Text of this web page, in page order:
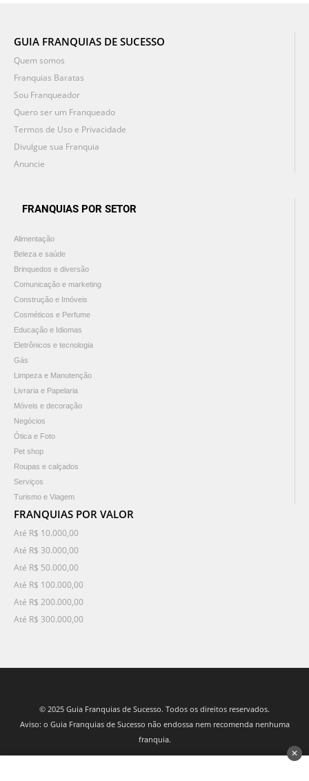
GUIA FRANQUIAS DE SUCESSO
Quem somos
Franquias Baratas
Sou Franqueador
Quero ser um Franqueado
Termos de Uso e Privacidade
Divulgue sua Franquia
Anuncie
FRANQUIAS POR SETOR
Alimentação
Beleza e saúde
Brinquedos e diversão
Comunicação e marketing
Construção e Imóveis
Cosméticos e Perfume
Educação e Idiomas
Eletrônicos e tecnologia
Gás
Limpeza e Manutenção
Livraria e Papelaria
Móveis e decoração
Negócios
Ótica e Foto
Pet shop
Roupas e calçados
Serviços
Turismo e Viagem
FRANQUIAS POR VALOR
Até R$ 10.000,00
Até R$ 30.000,00
Até R$ 50.000,00
Até R$ 100.000,00
Até R$ 200.000,00
Até R$ 300.000,00
© 2025 Guia Franquias de Sucesso. Todos os direitos reservados.
Aviso: o Guia Franquias de Sucesso não endossa nem recomenda nenhuma
franquia.
✕